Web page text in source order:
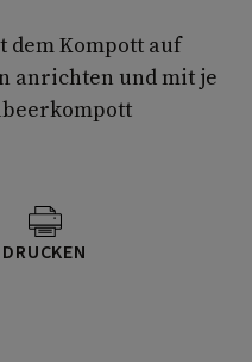
Kompott auf
anrichten und mit je
DRUCKEN